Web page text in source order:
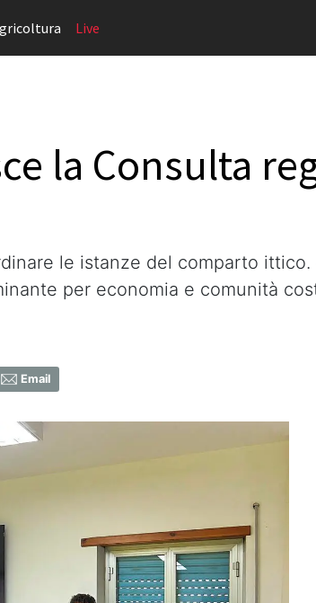
Live
la Consulta
le istanze del comparto
per economia e comunità
Email